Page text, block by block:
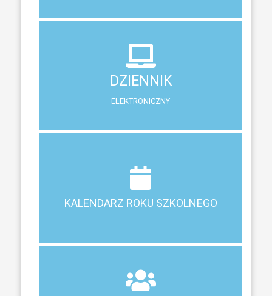
DZIENNIK
ELEKTRONICZNY
DZIENNIK
ELEKTRONICZNY
System zewnętrzny do śledzenia postępów w nauce
KALENDARZ ROKU SZKOLNEGO
KALENDARZ ROKU SZKOLNEGO
Terminy ferii, matur, zebrań i klasyfikacji
Z RODZICAMI